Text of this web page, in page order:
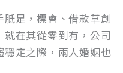
足，標會、借款草創
在其從零到有，公司
定之際，兩人婚姻也